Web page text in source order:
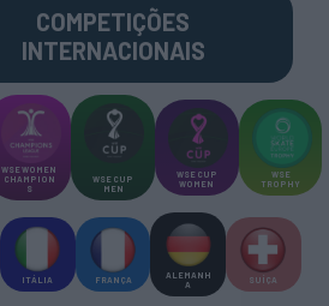
COMPETIÇÕES
INTERNACIONAIS
WSE WOMEN
CHAMPION
S
WSE CUP
MEN
WSE CUP
WOMEN
WSE
TROPHY
ITÁLIA FRANÇA
ALEMANH
A
SUÍÇA